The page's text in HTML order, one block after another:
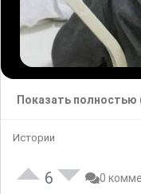
Показать полностью
Истории
6 0